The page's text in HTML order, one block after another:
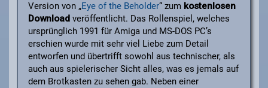
Version von „Eye of the Beholder“ zum kostenlosen
Downloadveröffentlicht. Das Rollenspiel, welches
ursprünglich 1991 für Amiga und MS-DOS PC’s
erschien wurde mit sehr viel Liebe zum Detail
entworfen und übertrifft sowohl aus technischer, als
auch aus spielerischer Sicht alles, was es jemals auf
dem Brotkasten zu sehen gab. Neben einer